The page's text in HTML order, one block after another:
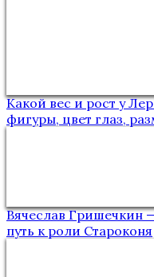
Какой вес и рост у
фигуры, цвет глаз,
Вячеслав Гришечкин
путь к роли Староконя